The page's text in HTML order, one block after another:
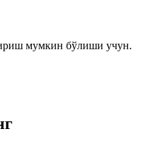
мумкин бўлиши учун.